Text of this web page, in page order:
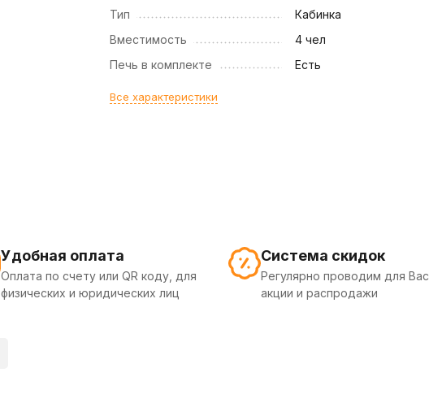
Тип
Кабинка
Вместимость
4 чел
Печь в комплекте
Есть
Все характеристики
Удобная оплата
Оплата по счету или QR коду, для
физических и юридических лиц
Система скидок
Регулярно проводим для Вас
акции и распродажи